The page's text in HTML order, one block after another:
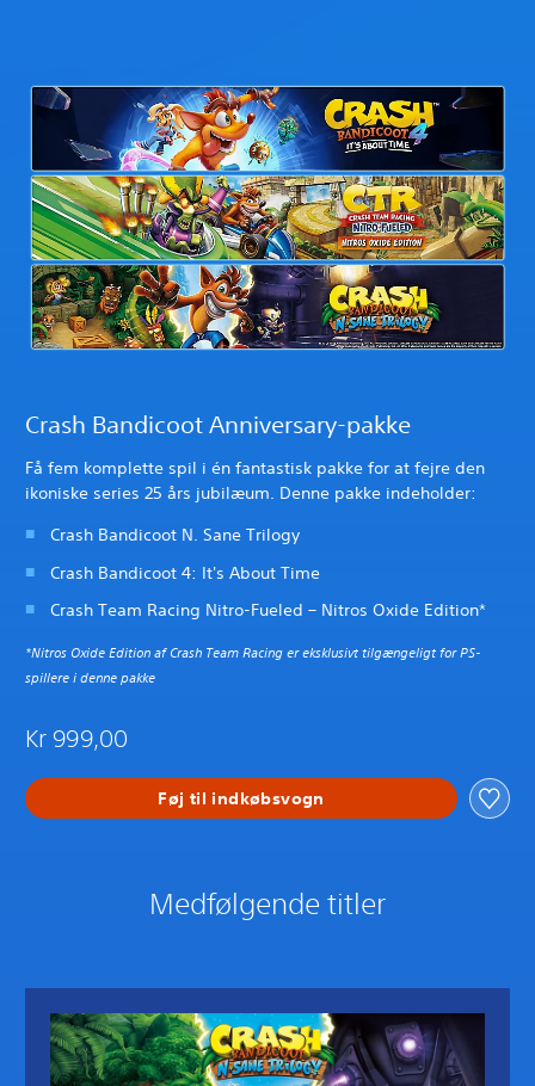
Crash Bandicoot Anniversary-pakke
Få fem komplette spil i én fantastisk pakke for at fejre den
ikoniske series 25 års jubilæum. Denne pakke indeholder:
Crash Bandicoot N. Sane Trilogy
Crash Bandicoot 4: It's About Time
Crash Team Racing Nitro-Fueled – Nitros Oxide Edition*
*Nitros Oxide Edition af Crash Team Racing er eksklusivt tilgængeligt for PS-
spillere i denne pakke
Kr 999,00
Føj til indkøbsvogn
Medfølgende titler